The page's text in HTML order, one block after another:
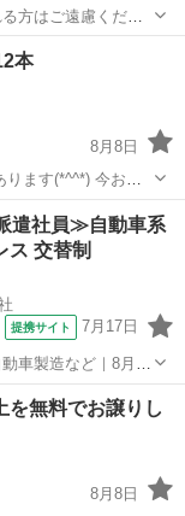
方はご遠慮くださ
レーダー ローラ
輸送に
ち‼️ レッドブル 12本
8月8日
(*^^*) 今お値
す(＞人＜;) ペッ
遣社員≫自動車系
ス 交替制
提携サイト 7月17日
車製造など｜8月入
円！さらに長く働
を無料でお譲りし
8月8日